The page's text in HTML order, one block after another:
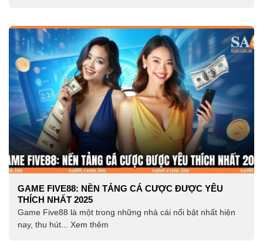
GAME FIVE88: NỀN TẢNG CÁ CƯỢC ĐƯỢC YÊU
THÍCH NHẤT 2025
Game Five88 là một trong những nhà cái nổi bật nhất hiện
nay, thu hút... Xem thêm